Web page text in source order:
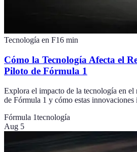
Tecnología en F16 min
Cómo la Tecnología Afecta el
Piloto de Fórmula 1
Explora el impacto de la tecnología en
de Fórmula 1 y cómo estas innovaciones
Fórmula 1tecnología
Aug 5